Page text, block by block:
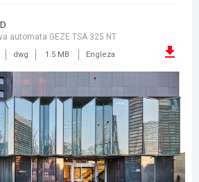
dwg 1.5 MB Engleza
automata GEZE TSA 325 NT